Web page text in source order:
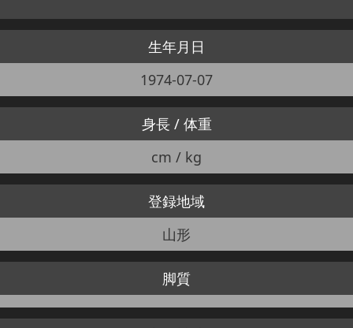
生年月日
1974-07-07
身長 / 体重
cm / kg
登録地域
山形
脚質